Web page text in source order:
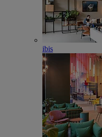
ibis